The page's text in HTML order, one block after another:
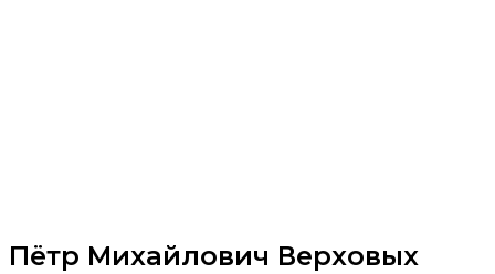
Пётр Михайлович Верховых